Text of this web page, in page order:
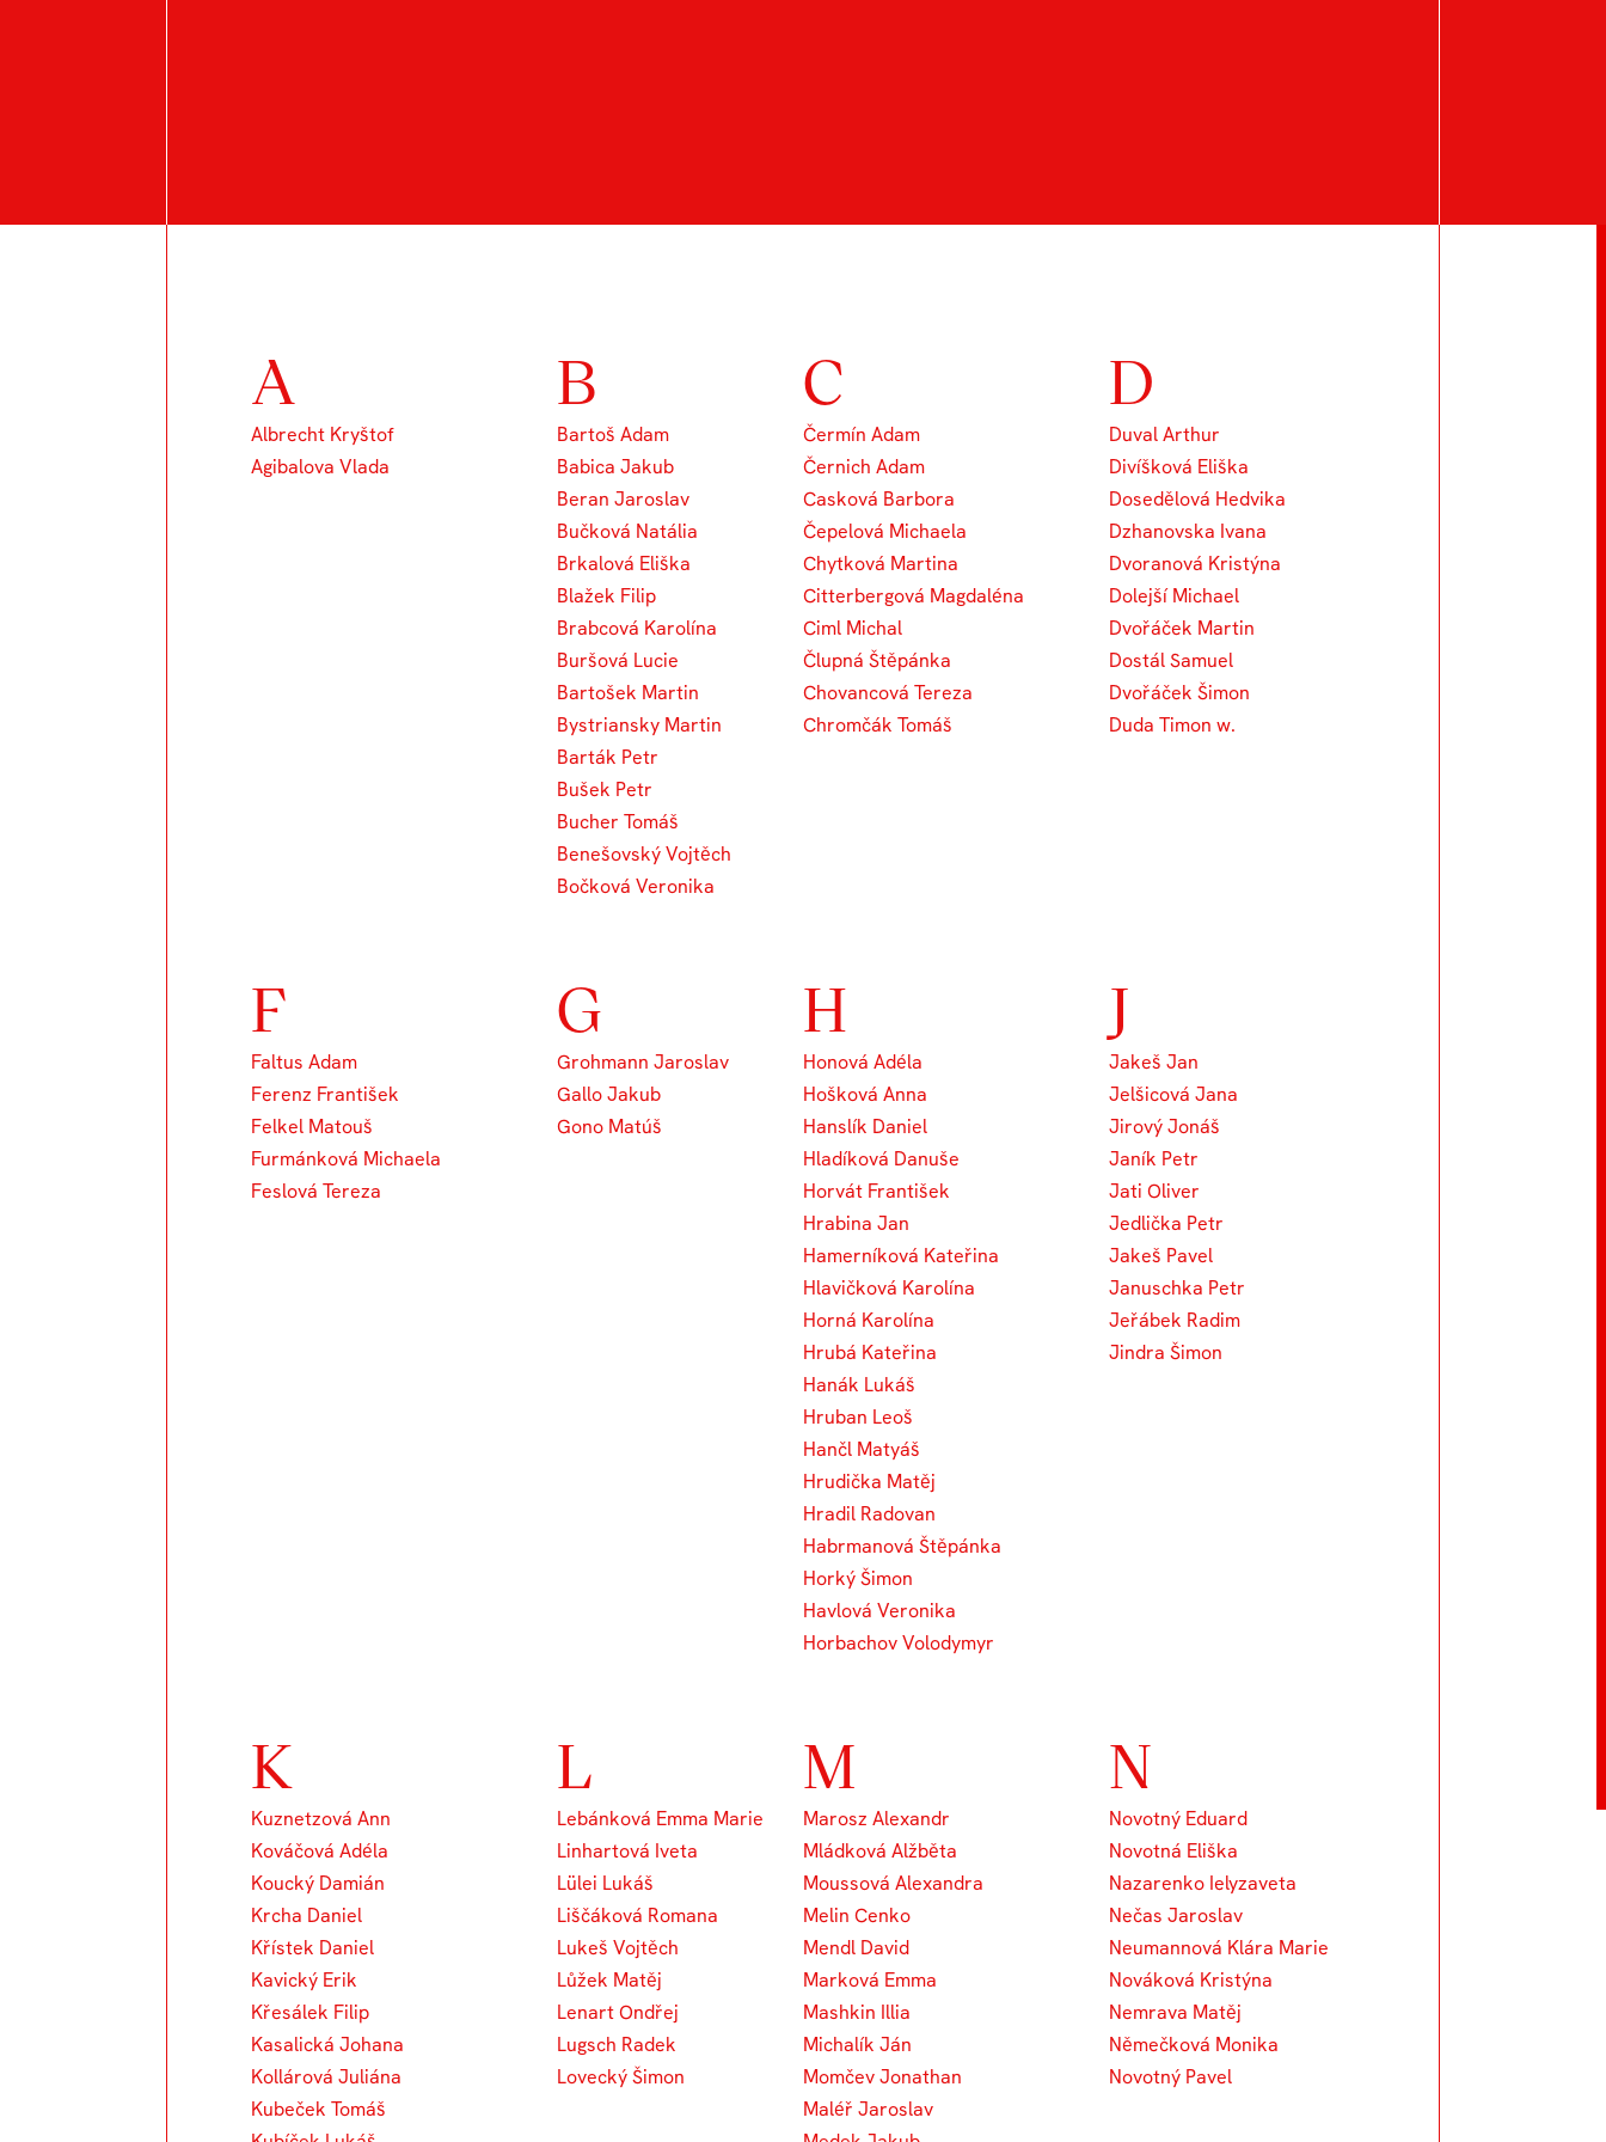
A
Albrecht Kryštof
Agibalova Vlada
B
Bartoš Adam
Babica Jakub
Beran Jaroslav
Bučková Natália
Brkalová Eliška
Blažek Filip
Brabcová Karolína
Buršová Lucie
Bartošek Martin
Bystriansky Martin
Barták Petr
Bušek Petr
Bucher Tomáš
Benešovský Vojtěch
Bočková Veronika
C
Čermín Adam
Černich Adam
Casková Barbora
Čepelová Michaela
Chytková Martina
Citterbergová Magdaléna
Ciml Michal
Člupná Štěpánka
Chovancová Tereza
Chromčák Tomáš
D
Duval Arthur
Divíšková Eliška
Dosedělová Hedvika
Dzhanovska Ivana
Dvoranová Kristýna
Dolejší Michael
Dvořáček Martin
Dostál Samuel
Dvořáček Šimon
Duda Timon w.
F
Faltus Adam
Ferenz František
Felkel Matouš
Furmánková Michaela
Feslová Tereza
G
Grohmann Jaroslav
Gallo Jakub
Gono Matúš
H
Honová Adéla
Hošková Anna
Hanslík Daniel
Hladíková Danuše
Horvát František
Hrabina Jan
Hamerníková Kateřina
Hlavičková Karolína
Horná Karolína
Hrubá Kateřina
Hanák Lukáš
Hruban Leoš
Hančl Matyáš
Hrudička Matěj
Hradil Radovan
Habrmanová Štěpánka
Horký Šimon
Havlová Veronika
Horbachov Volodymyr
J
Jakeš Jan
Jelšicová Jana
Jirový Jonáš
Janík Petr
Jati Oliver
Jedlička Petr
Jakeš Pavel
Januschka Petr
Jeřábek Radim
Jindra Šimon
K
Kuznetzová Ann
Kováčová Adéla
Koucký Damián
Krcha Daniel
Křístek Daniel
Kavický Erik
Křesálek Filip
Kasalická Johana
Kollárová Juliána
Kubeček Tomáš
L
Lebánková Emma Marie
Linhartová Iveta
Lülei Lukáš
Liščáková Romana
Lukeš Vojtěch
Lůžek Matěj
Lenart Ondřej
Lugsch Radek
Lovecký Šimon
M
Marosz Alexandr
Mládková Alžběta
Moussová Alexandra
Melin Cenko
Mendl David
Marková Emma
Mashkin Illia
Michalík Ján
Momčev Jonathan
Maléř Jaroslav
N
Novotný Eduard
Novotná Eliška
Nazarenko Ielyzaveta
Nečas Jaroslav
Neumannová Klára Marie
Nováková Kristýna
Nemrava Matěj
Němečková Monika
Novotný Pavel